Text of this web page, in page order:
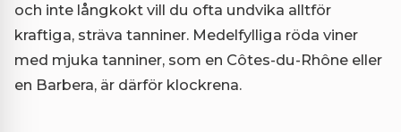
och inte långkokt vill du ofta undvika alltför
kraftiga, sträva tanniner. Medelfylliga röda viner
med mjuka tanniner, som en Côtes-du-Rhône eller
en Barbera, är därför klockrena.